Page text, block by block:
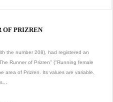
OF PRIZREN
the number 208), had registered an
Runner of Prizren" ("Running female
area of Prizren. Its values ​​are variable.